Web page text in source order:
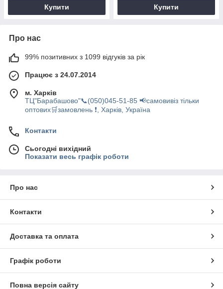
Купити Купити
Про нас
99% позитивних з 1099 відгуків за рік
Працює з 24.07.2014
м. Харків
ТЦ"Барабашово"📞(050)045-51-85 📢самовивіз тільки
оптових🛒замовлень ❗, Харків, Україна
Контакти
Сьогодні вихідний
Показати весь графік роботи
Про нас
Контакти
Доставка та оплата
Графік роботи
Повна версія сайту